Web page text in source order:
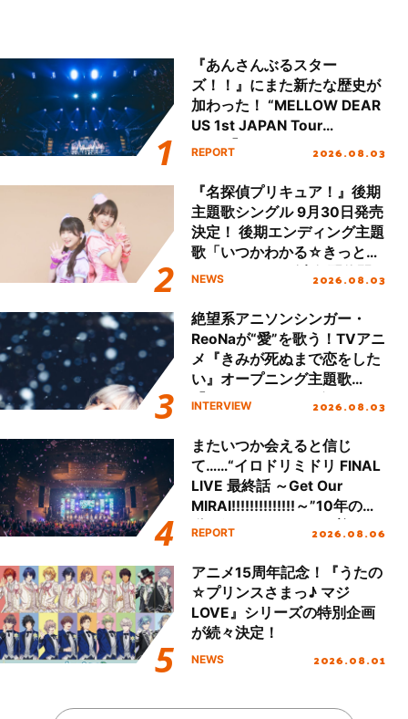
『あんさんぶるスター
ズ！！』にまた新たな歴史が
加わった！ “MELLOW DEAR
US 1st JAPAN Tour
Final「NICE to meet YOU
ート!!
REPORT 2026.08.03
『名探偵プリキュア！』後期
主題歌シングル 9月30日発売
決定！ 後期エンディング主題
歌「いつかわかる☆きっとあ
える」TVサイズ先行配信開
NEWS 2026.08.03
絶望系アニソンシンガー・
ReoNaが“愛”を歌う！TVアニ
メ『きみが死ぬまで恋をした
い』オープニング主題歌
「Amore」インタビュー
INTERVIEW 2026.08.03
またいつか会えると信じ
て……“イロドリミドリ FINAL
LIVE 最終話 ～Get Our
MIRAI!!!!!!!!!!!!!!～”10年の活
動を経てファイナルを迎える
REPORT 2026.08.06
アニメ15周年記念！『うたの
☆プリンスさまっ♪ マジ
LOVE』シリーズの特別企画
が続々決定！
NEWS 2026.08.01